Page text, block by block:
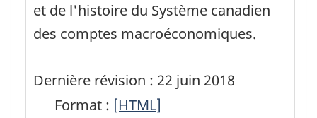
et de l'histoire du Système canadien
des comptes macroéconomiques.
Dernière révision : 22 juin 2018
Format : Guide
[HTML]